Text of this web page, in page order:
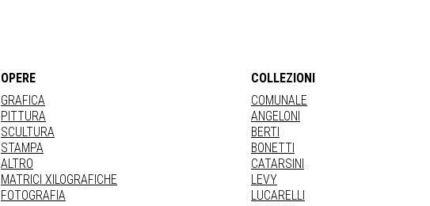
OPERE
GRAFICA
PITTURA
SCULTURA
STAMPA
ALTRO
MATRICI XILOGRAFICHE
FOTOGRAFIA
COLLEZIONI
COMUNALE
ANGELONI
BERTI
BONETTI
CATARSINI
LEVY
LUCARELLI